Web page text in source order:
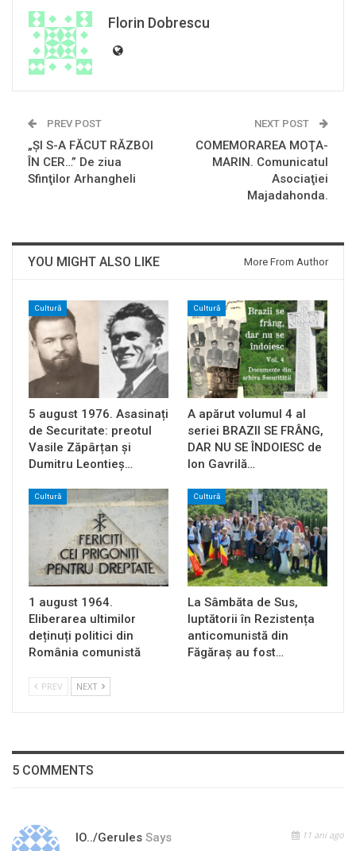
Florin Dobrescu
PREV POST
„ŞI S-A FĂCUT RĂZBOI
ÎN CER…” De ziua
Sfinţilor Arhangheli
NEXT POST
COMEMORAREA MOŢA-
MARIN. Comunicatul
Asociaţiei
Majadahonda.
YOU MIGHT ALSO LIKE More From Author
Cultură
5 august 1976. Asasinați
de Securitate: preotul
Vasile Zăpârțan și
Dumitru Leontieș…
Cultură
A apărut volumul 4 al
seriei BRAZII SE FRÂNG,
DAR NU SE ÎNDOIESC de
Ion Gavrilă…
Cultură
1 august 1964.
Eliberarea ultimilor
deținuți politici din
România comunistă
Cultură
La Sâmbăta de Sus,
luptătorii în Rezistența
anticomunistă din
Făgăraș au fost…
PREV NEXT
5 COMMENTS
IO../gerules Says 11 ani ago